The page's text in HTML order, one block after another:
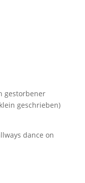
gestorbener
geschrieben)
dance on